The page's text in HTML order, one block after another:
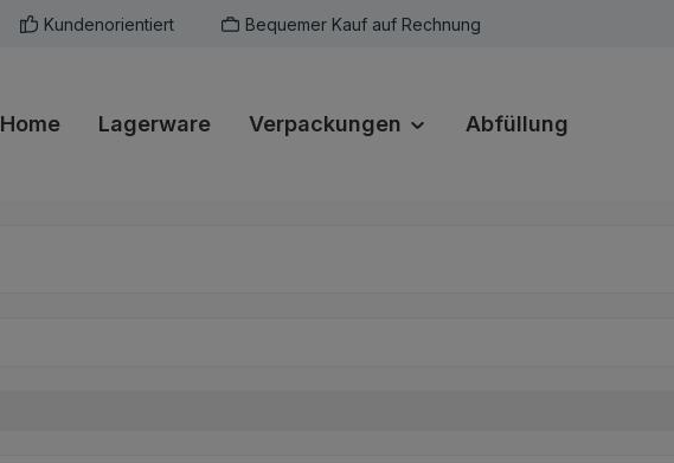
Kundenorientiert Bequemer Kauf auf Rechnung
Home Lagerware Verpackungen Abfüllung